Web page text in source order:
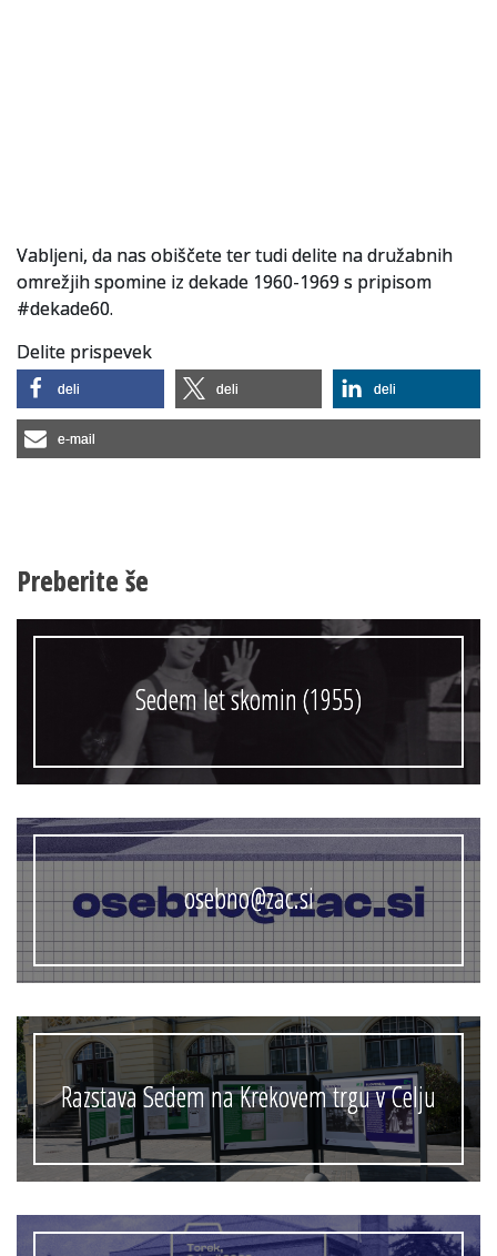
Vabljeni, da nas obiščete ter tudi delite na družabnih
omrežjih spomine iz dekade 1960-1969 s pripisom
#dekade60.
Delite prispevek
deli deli deli
e-mail
Preberite še
Sedem let skomin (1955)
osebno@zac.si
Razstava Sedem na Krekovem trgu v Celju